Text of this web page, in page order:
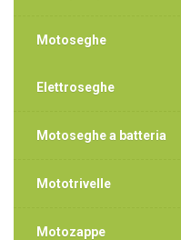
Motoseghe
Elettroseghe
Motoseghe a batteria
Mototrivelle
Motozappe